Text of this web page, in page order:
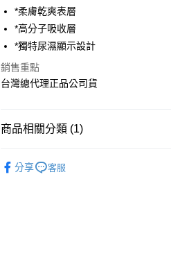
悠遊付
AFTEE先享後付
相關說明
【關於「AFTEE先享後付」】
AFTEE先享後付是「在收到商品之後才付款
便利好安心！
３．安心：先確認商品／服務後，再付款。
１．於結帳方式選擇「AFTEE先享後付」後
付」結帳頁面，進行簡訊認證並確認金額後
ATM付款
每筆NT$80，滿NT$600(含以上)免運費
*柔膚乾爽表層
*高分子吸收層
*獨特尿濕顯示設計
銷售重點
台灣總代理正品公司貨
商品相關分類 (1)
分享
客服